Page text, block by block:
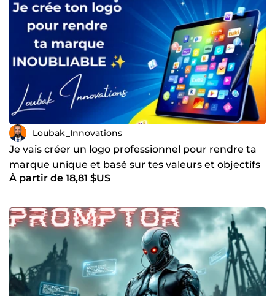
Loubak_Innovations
Je vais créer un logo professionnel pour rendre ta
marque unique et basé sur tes valeurs et objectifs
À partir de 18,81 $US